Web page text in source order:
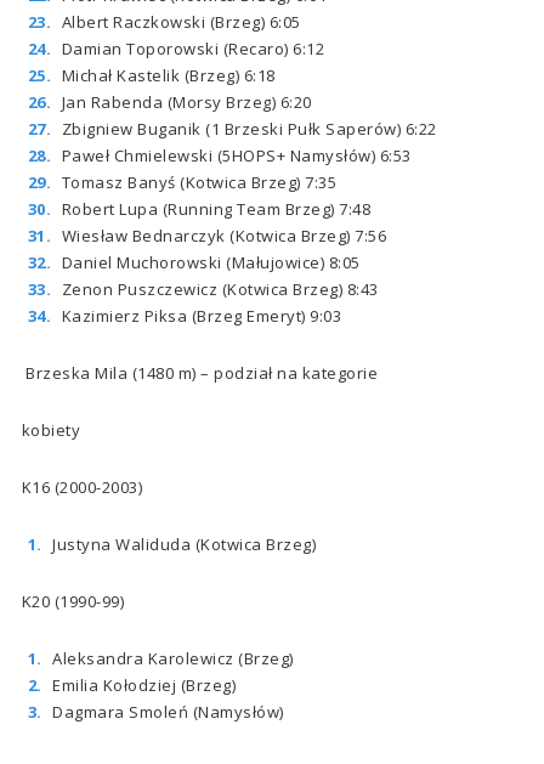
Albert Raczkowski (Brzeg) 6:05
Damian Toporowski (Recaro) 6:12
Michał Kastelik (Brzeg) 6:18
Jan Rabenda (Morsy Brzeg) 6:20
Zbigniew Buganik (1 Brzeski Pułk Saperów) 6:22
Paweł Chmielewski (5HOPS+ Namysłów) 6:53
Tomasz Banyś (Kotwica Brzeg) 7:35
Robert Lupa (Running Team Brzeg) 7:48
Wiesław Bednarczyk (Kotwica Brzeg) 7:56
Daniel Muchorowski (Małujowice) 8:05
Zenon Puszczewicz (Kotwica Brzeg) 8:43
Kazimierz Piksa (Brzeg Emeryt) 9:03
Brzeska Mila (1480 m) – podział na kategorie
kobiety
K16 (2000-2003)
Justyna Waliduda (Kotwica Brzeg)
K20 (1990-99)
Aleksandra Karolewicz (Brzeg)
Emilia Kołodziej (Brzeg)
Dagmara Smoleń (Namysłów)